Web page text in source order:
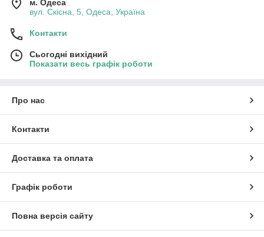
м. Одеса
вул. Скісна, 5, Одеса, Україна
Контакти
Сьогодні вихідний
Показати весь графік роботи
Про нас
Контакти
Доставка та оплата
Графік роботи
Повна версія сайту